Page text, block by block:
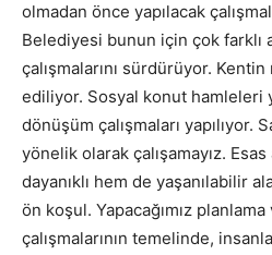
olmadan önce yapılacak
Belediyesi bunun için çok farklı
çalışmalarını sürdürüyor.
ediliyor. Sosyal konut hamleleri
dönüşüm çalışmaları yapılıyor.
yönelik olarak çalışamayız.
dayanıklı hem de yaşanılabilir
ön koşul. Yapacağımız
çalışmalarının temelinde,